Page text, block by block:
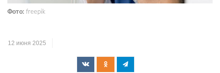
Фото: freepik
12 июня 2025